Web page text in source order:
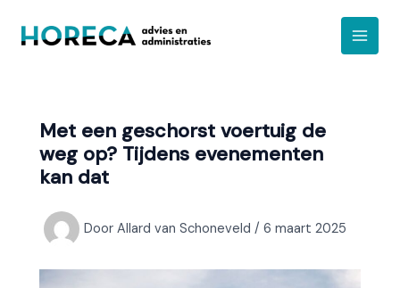
naar
Met een geschorst voertuig de
weg op? Tijdens evenementen
kan dat
Door Allard van Schoneveld / 6 maart 2025